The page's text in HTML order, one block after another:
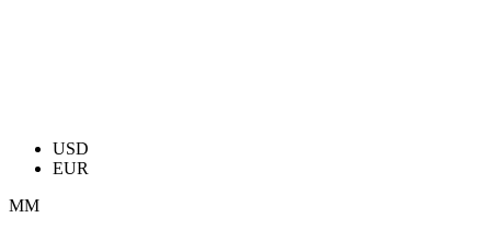
USD
EUR
ММ